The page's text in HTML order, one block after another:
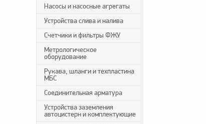
Насосы и насосные агрегаты
Устройства слива и налива
Счетчики и фильтры ФЖУ
Метрологическое
оборудование
Рукава, шланги и техпластина
МБС
Соединительная арматура
Устройства заземления
автоцистерн и комплектующие